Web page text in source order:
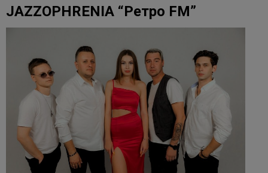
JAZZOPHRENIA “Ретро FM”